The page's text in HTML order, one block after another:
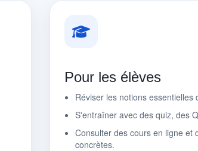
Pour les élèves
Réviser les notions essentielles
S'entraîner avec des quiz, des
Consulter des cours en ligne et
concrètes.